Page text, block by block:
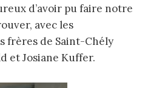
d’avoir pu faire notre
avec les
frères de Saint-Chély
et Josiane Kuffer.